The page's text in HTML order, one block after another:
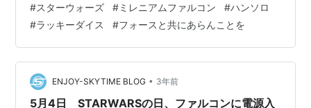
料無料の1,500円のヤツを購入してみた。 劇中ではサイ
コロの目のタイプも存在するらしいですね。 ま、こっち
の方が宇宙感があるのでいいかな（笑）。 で！ 購入に進
んでいくと、ポイントが貯まっててなんと0円で購入でき
た！ まさにラッキーダイス（笑）！！ mpcのファルコン
を背景にして。金属製で…
#スターウォーズ #ミレニアムファルコン #ハンソロ
#ラッキーダイス #フォースと共にあらんことを
ENJOY-SKYTIME BLOG • 3年前
5月4日 STARWARSの日、ファルコンに電源入